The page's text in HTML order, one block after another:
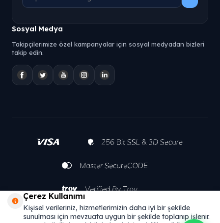
odağıyla hizmet vermektedir.
Sosyal Medya
Takipçilerimize özel kampanyalar için sosyal medyadan bizleri
takip edin.
Çerez Kullanımı
Kişisel verileriniz, hizmetlerimizin daha iyi bir şekilde
sunulması için mevzuata uygun bir şekilde toplanıp işlenir.